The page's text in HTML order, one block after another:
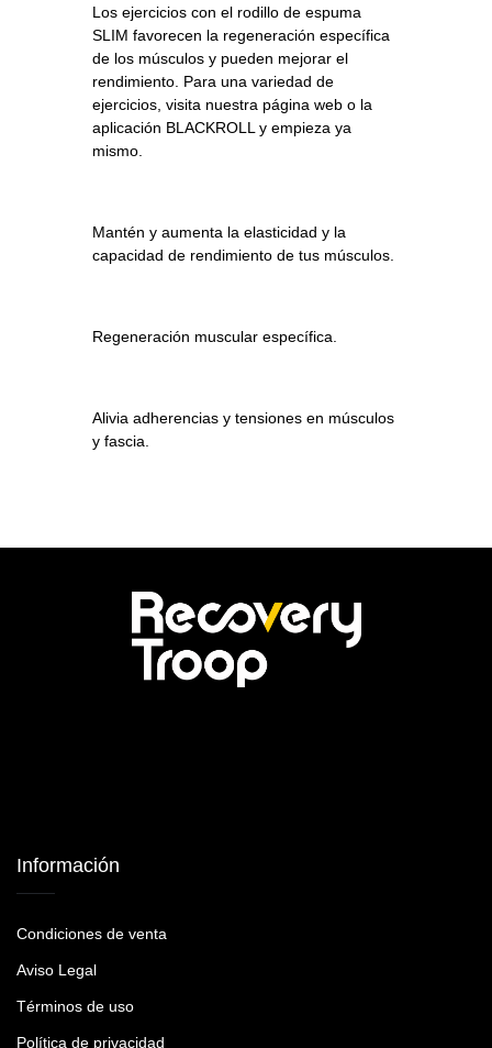
Los ejercicios con el rodillo de espuma
SLIM favorecen la regeneración específica
de los músculos y pueden mejorar el
rendimiento. Para una variedad de
ejercicios, visita nuestra página web o la
aplicación BLACKROLL y empieza ya
mismo.
Mantén y aumenta la elasticidad y la
capacidad de rendimiento de tus músculos.
Regeneración muscular específica.
Alivia adherencias y tensiones en músculos
y fascia.
Información
Condiciones de venta
Aviso Legal
Términos de uso
Política de privacidad